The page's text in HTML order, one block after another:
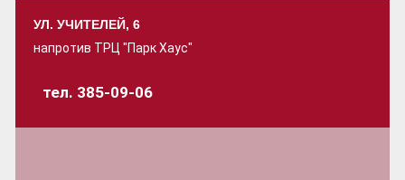
УЛ. УЧИТЕЛЕЙ, 6
напротив ТРЦ "Парк Хаус"
тел. 385-09-06